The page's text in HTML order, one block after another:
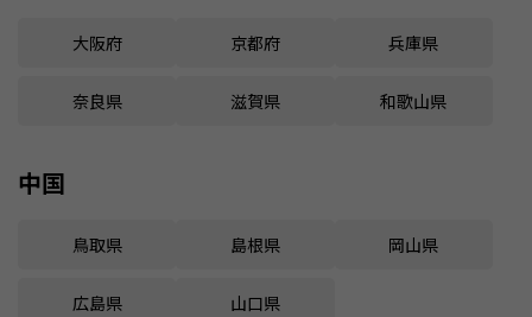
大阪府 京都府 兵庫県
奈良県 滋賀県 和歌山県
中国
鳥取県 島根県 岡山県
広島県 山口県